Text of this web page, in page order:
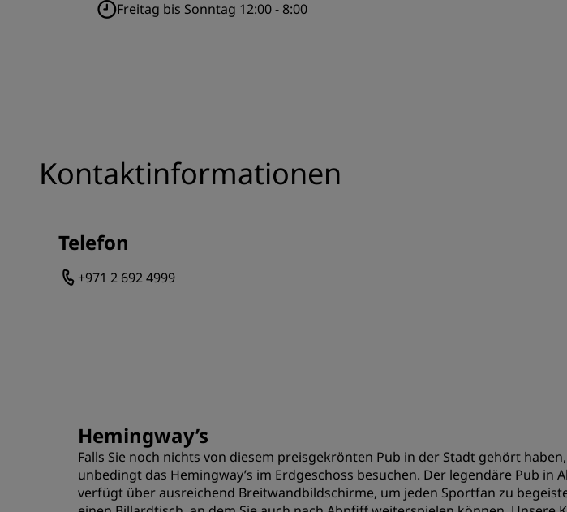
Freitag bis Sonntag 12:00 - 8:00
Kontaktinformationen
Telefon
+971 2 692 4999
Hemingway’s
Falls Sie noch nichts von diesem preisgekrönten Pub in der Stadt gehört
unbedingt das Hemingway’s im Erdgeschoss besuchen. Der legendäre Pub in
verfügt über ausreichend Breitwandbildschirme, um jeden Sportfan zu